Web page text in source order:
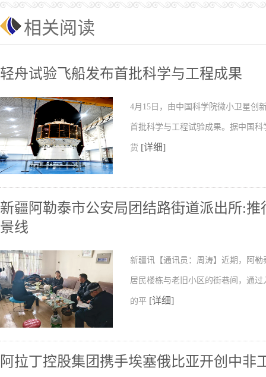
相关阅读
轻舟试验飞船发布首批科学与工程成果
4月15日，由中国科学院微小卫星创
首批科学与工程试验成果。据中国
货 [详细]
新疆阿勒泰市公安局团结路街道派出所:推
景线
新疆讯【通讯员：周涛】近期，阿
居民楼栋与老旧小区的街巷间，通
的平 [详细]
阿拉丁控股集团携手埃塞俄比亚开创中非